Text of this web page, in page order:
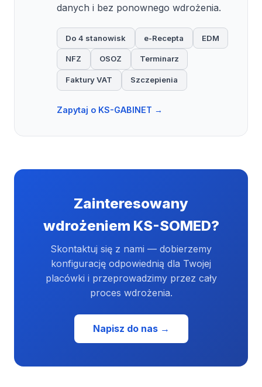
danych i bez ponownego wdrożenia.
Do 4 stanowisk e-Recepta EDM
NFZ OSOZ Terminarz
Faktury VAT Szczepienia
Zapytaj o KS-GABINET →
Zainteresowany
wdrożeniem KS-SOMED?
Skontaktuj się z nami — dobierzemy
konfigurację odpowiednią dla Twojej
placówki i przeprowadzimy przez cały
proces wdrożenia.
Napisz do nas →